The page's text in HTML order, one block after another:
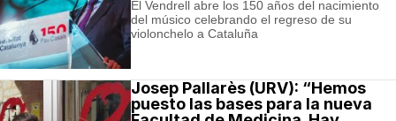
El Vendrell abre los 150 años del nacimiento
del músico celebrando el regreso de su
violonchelo a Cataluña
Josep Pallarès (URV): “Hemos
puesto las bases para la nueva